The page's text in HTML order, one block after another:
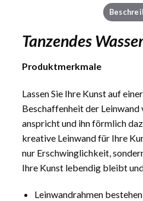
Tanzendes
Produktmerkmale
Lassen Sie Ihre Kunst auf
Beschaffenheit der Leinwand
anspricht und ihn förmlich
kreative Leinwand für Ihre
nur Erschwinglichkeit,
Ihre Kunst lebendig bleibt
Leinwandrahmen